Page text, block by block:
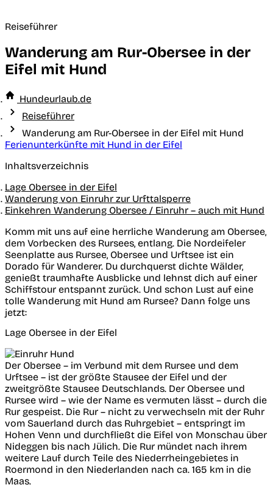
Reiseführer
Wanderung am Rur-Obersee in der
Eifel mit Hund
Hundeurlaub.de
Reiseführer
Wanderung am Rur-Obersee in der Eifel mit Hund
Ferienunterkünfte mit Hund in der Eifel
Inhaltsverzeichnis
Lage Obersee in der Eifel
Wanderung von Einruhr zur Urfttalsperre
Einkehren Wanderung Obersee / Einruhr – auch mit Hund
Komm mit uns auf eine herrliche Wanderung am Obersee,
dem Vorbecken des Rursees, entlang. Die Nordeifeler
Seenplatte aus Rursee, Obersee und Urftsee ist ein
Dorado für Wanderer. Du durchquerst dichte Wälder,
genießt traumhafte Ausblicke und lehnst dich auf einer
Schiffstour entspannt zurück. Und schon Lust auf eine
tolle Wanderung mit Hund am Rursee? Dann folge uns
jetzt:
Lage Obersee in der Eifel
Der Obersee – im Verbund mit dem Rursee und dem
Urftsee – ist der größte Stausee der Eifel und der
zweitgrößte Stausee Deutschlands. Der Obersee und
Rursee wird – wie der Name es vermuten lässt – durch die
Rur gespeist. Die Rur – nicht zu verwechseln mit der Ruhr
vom Sauerland durch das Ruhrgebiet – entspringt im
Hohen Venn und durchfließt die Eifel von Monschau über
Nideggen bis nach Jülich. Die Rur mündet nach ihrem
weitere Lauf durch Teile des Niederrheingebietes in
Roermond in den Niederlanden nach ca. 165 km in die
Maas.